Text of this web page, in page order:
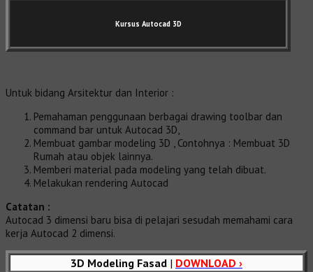
Kursus Autocad 3D
Untuk bidang Arsitektur dan Interior :
Pemahaman penggunaan berbagai drawing toolbar dan
command bar untuk Autocad 3D,
Membuat gambar modeling 3D , Contohnya : Membuat 3D
Rumah atau objek lainnya.
Memberi material pada modeling yang telah dibuat.
Melakukan rendering Autocad
Catatan :
Autocad 3 dimensi baru bisa di pelajari sesudah memahami cara
kerja Autocad 2 dimensi.
3D Modeling Fasad | DOWNLOAD ›